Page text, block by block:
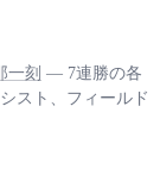
一刻 — 7連勝の各
スト、フィールド